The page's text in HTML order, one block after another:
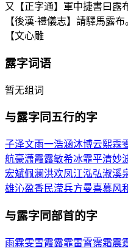
又【正字通】軍中捷書曰露
【後漢·禮儀志】請驛馬露布
【文心雕
露字词语
暂无组词
与露字同五行的字
子泽文雨一浩涵沐博云熙霖
航豪潇霞露敏希冰霏平清妙
宏斌佩澜 洪欢凤江泓弘淑溪
雄沁盈香民滢兵方曼喜慕风
与露字同部首的字
雨霖雯雪霞露霏雷霄霈霜震